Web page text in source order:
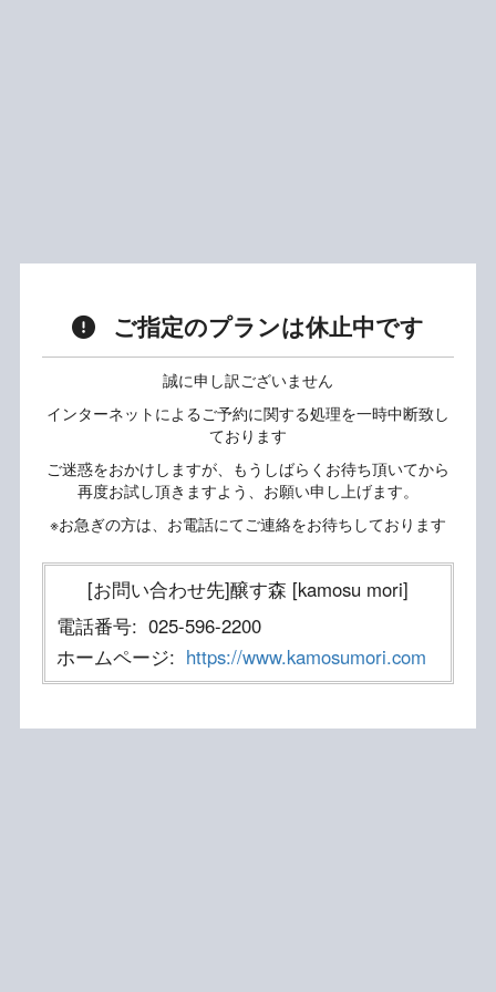
ご指定のプランは休止中です
誠に申し訳ございません
インターネットによるご予約に関する処理を一時中断致し
ております
ご迷惑をおかけしますが、もうしばらくお待ち頂いてから
再度お試し頂きますよう、お願い申し上げます。
※お急ぎの方は、お電話にてご連絡をお待ちしております
[お問い合わせ先]醸す森 [kamosu mori]
電話番号: 025-596-2200
ホームページ: https://www.kamosumori.com